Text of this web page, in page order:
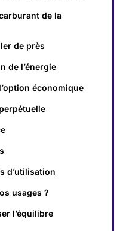
de la
de près
de l’énergie
économique
d’utilisation
usages ?
l’équilibre